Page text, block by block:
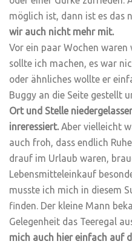
möglich ist, dann ist es das
wir auch nicht mehr mit.
Vor ein paar Wochen
sollte ich machen, es war
oder ähnliches wollte er
Buggy an die Seite gestellt
Ort und Stelle
inreressiert. Aber vielleicht
auch froh, dass endlich
drauf im Urlaub waren,
Lebensmitteleinkauf
musste ich mich in diesem
finden. Der kleine Mann
Gelegenheit das Teeregal
mich auch hier einfach auf